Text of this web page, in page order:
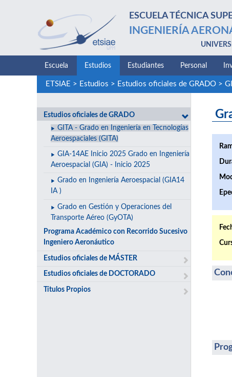
ESCUELA TÉCNICA
INGENIERÍA
Escuela Estudios Estudiantes Personal
ETSIAE > Estudios > Estudios oficiales de GRADO>
Estudios oficiales de GRADO
GITA - Grado en Ingeniería en Tecnologías
Aeroespaciales (GITA)
GIA-14AE Inicio 2025 Grado en Ingeniería
Aeroespacial (GIA) - Inicio 2025
Grado en Ingeniería Aeroespacial (GIA14
IA )
Grado en Gestión y Operaciones del
Transporte Aéreo (GyOTA)
Programa Académico con Recorrido Sucesivo
Ingeniero Aeronáutico
Estudios oficiales de MÁSTER
Estudios oficiales de DOCTORADO
Títulos Propios